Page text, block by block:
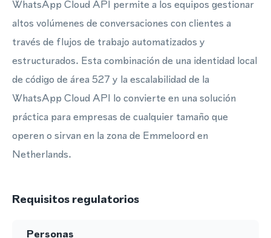
WhatsApp Cloud API permite a los equipos gestionar
altos volúmenes de conversaciones con clientes a
través de flujos de trabajo automatizados y
estructurados. Esta combinación de una identidad local
de código de área 527 y la escalabilidad de la
WhatsApp Cloud API lo convierte en una solución
práctica para empresas de cualquier tamaño que
operen o sirvan en la zona de Emmeloord en
Netherlands.
Requisitos regulatorios
Personas